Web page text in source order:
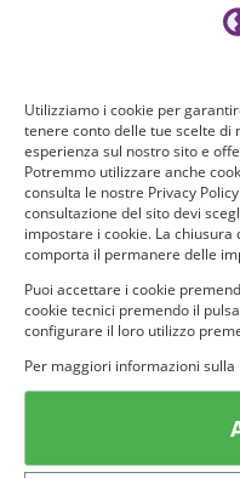
Puoi ricevere GRATIS
consigliarlo ad altri
requisiti per poter
Solo io
3 o
Utilizziamo i cookie per
tenere conto delle tue scelte
esperienza sul nostro sito e
Potremmo utilizzare anche
consulta le nostre Privacy
consultazione del sito devi
impostare i cookie. La
comporta il permanere delle
Puoi accettare i cookie
cookie tecnici premendo il
configurare il loro utilizzo
Per maggiori informazioni